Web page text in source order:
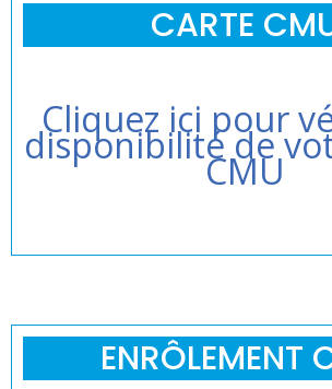
CARTE
Cliquez ici pour
disponibilité de
CMU
ENRÔLEMENT